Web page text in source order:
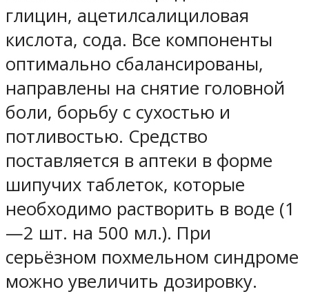
глицин, ацетилсалициловая
кислота, сода. Все компоненты
оптимально сбалансированы,
направлены на снятие головной
боли, борьбу с сухостью и
потливостью. Средство
поставляется в аптеки в форме
шипучих таблеток, которые
необходимо растворить в воде (1
—2 шт. на 500 мл.). При
серьёзном похмельном синдроме
можно увеличить дозировку.